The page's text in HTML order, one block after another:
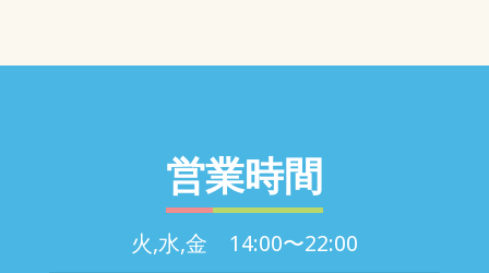
営業時間
火,水,金 14:00〜22:00